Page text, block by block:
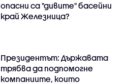
опасни са "дивите" басейни
край Железница?
Президентът: Държавата
трябва да подпомогне
компаниите, които